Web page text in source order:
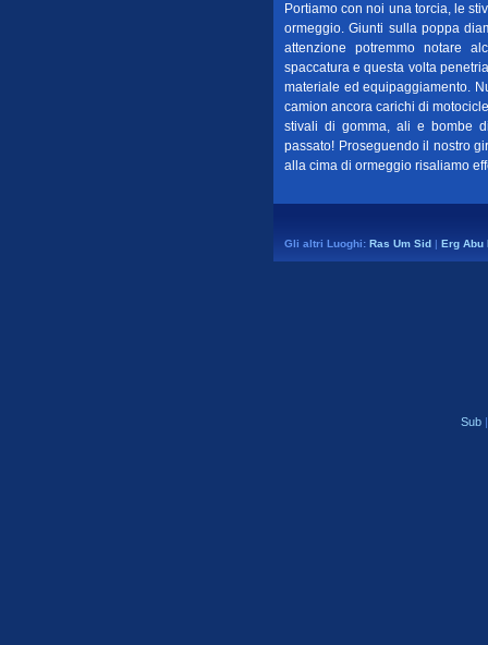
Portiamo con noi una torcia, le
ormeggio. Giunti sulla poppa
attenzione potremmo notare
spaccatura e questa volta
materiale ed equipaggiamento.
camion ancora carichi di
stivali di gomma, ali e bombe
passato! Proseguendo il nostro
alla cima di ormeggio risaliamo
Gli altri Luoghi: Ras Um Sid | Erg Abu
Sub